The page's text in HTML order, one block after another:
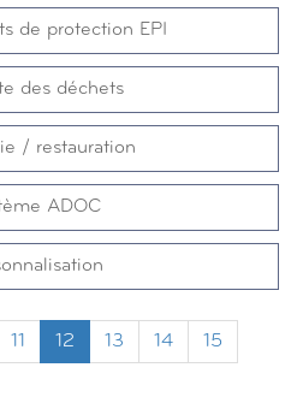
de protection EPI
des déchets
/ restauration
ADOC
11 12 13 14 15